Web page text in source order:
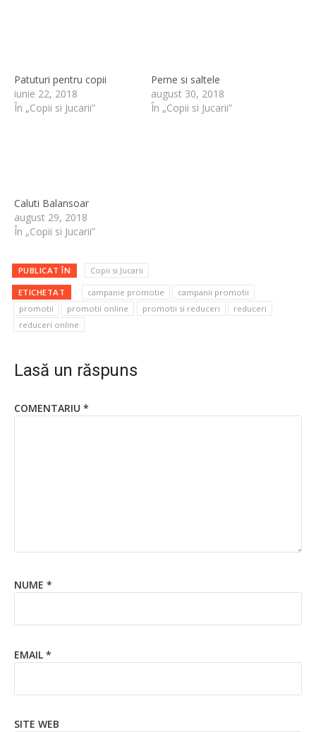
Patuturi pentru copii
iunie 22, 2018
În „Copii si Jucarii”
Perne si saltele
august 30, 2018
În „Copii si Jucarii”
Caluti Balansoar
august 29, 2018
În „Copii si Jucarii”
PUBLICAT ÎN Copii si Jucarii
ETICHETAT campanie promotie
campanii promotii
promotii
promotii online promotii si reduceri
reduceri
reduceri online
Lasă un răspuns
COMENTARIU *
NUME *
EMAIL *
SITE WEB